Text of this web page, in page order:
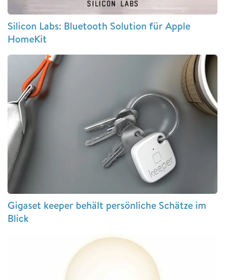
Silicon Labs: Bluetooth Solution für Apple
HomeKit
Gigaset keeper behält persönliche Schätze im
Blick